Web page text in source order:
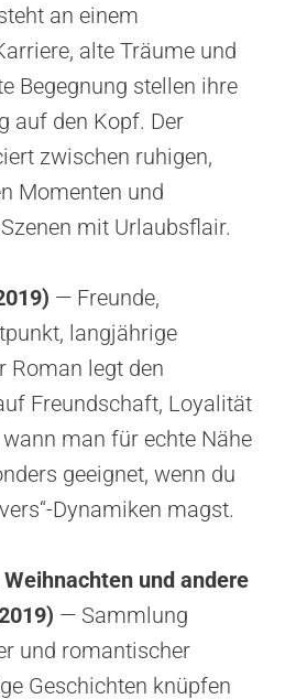
an einem
alte Träume und
Begegnung stellen ihre
auf den Kopf. Der
zwischen ruhigen,
Momenten und
mit Urlaubsflair.
— Freunde,
langjährige
Roman legt den
Freundschaft, Loyalität
man für echte Nähe
geeignet, wenn du
Dynamiken magst.
und andere
— Sammlung
und romantischer
Geschichten knüpfen